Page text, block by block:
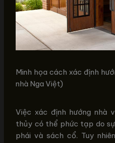
Minh họa cách xác định
nhà Nga Việt)
Việc xác định hướng nhà
thủy có thể phức tạp do
phái và sách cổ. Tuy